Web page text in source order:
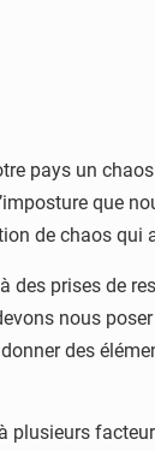
pays un
que
de chaos
prises de
nous
des